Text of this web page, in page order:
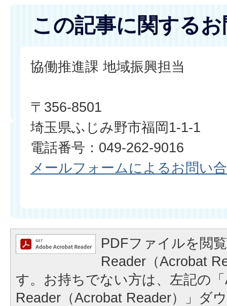
この記事に関する
協働推進課 地域振興担当
〒356-8501
埼玉県ふじみ野市福岡1-1-1
電話番号：049-262-9016
メールフォームによるお問い
PDFファイルを閲
Reader（Acrobat
す。お持ちでない方は、左記の
Reader（Acrobat Reader）」ダ